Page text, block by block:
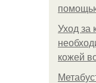
Уход за
кожей